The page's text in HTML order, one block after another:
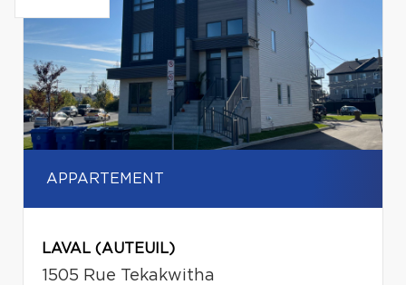
APPARTEMENT
LAVAL (AUTEUIL)
1505 Rue Tekakwitha